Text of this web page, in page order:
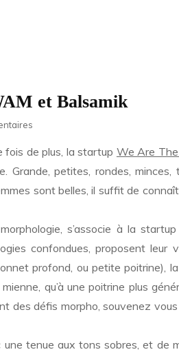
et Balsamik
Morpho
Week
avec
WAM
fois de plus, la startup We Are
Grande, petites, rondes,
sont belles, il suffit de
s’associe à la
confondues, proposent leur
profond, ou petite poitrine),
qu’à une poitrine plus
des défis morpho, souvenez vous
tenue aux tons sobres, et de